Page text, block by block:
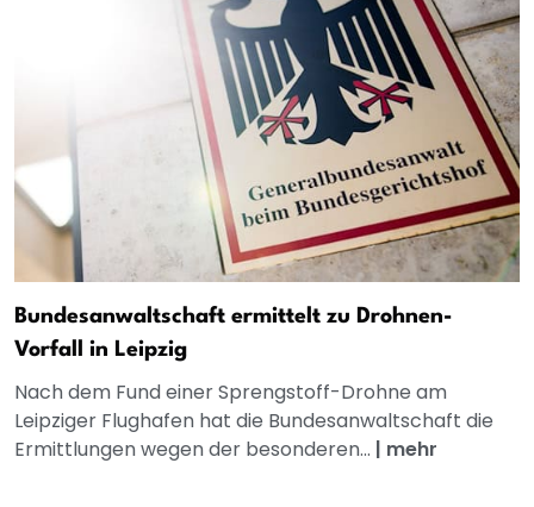
Bundesanwaltschaft ermittelt zu Drohnen-
Vorfall in Leipzig
Nach dem Fund einer Sprengstoff-Drohne am
Leipziger Flughafen hat die Bundesanwaltschaft die
Ermittlungen wegen der besonderen... | mehr